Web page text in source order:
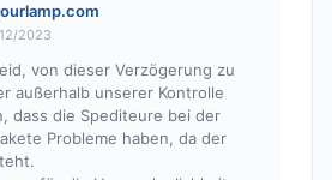
2023
von dieser Verzögerung zu
außerhalb unserer Kontrolle
dass die Spediteure bei der
Probleme haben, da der